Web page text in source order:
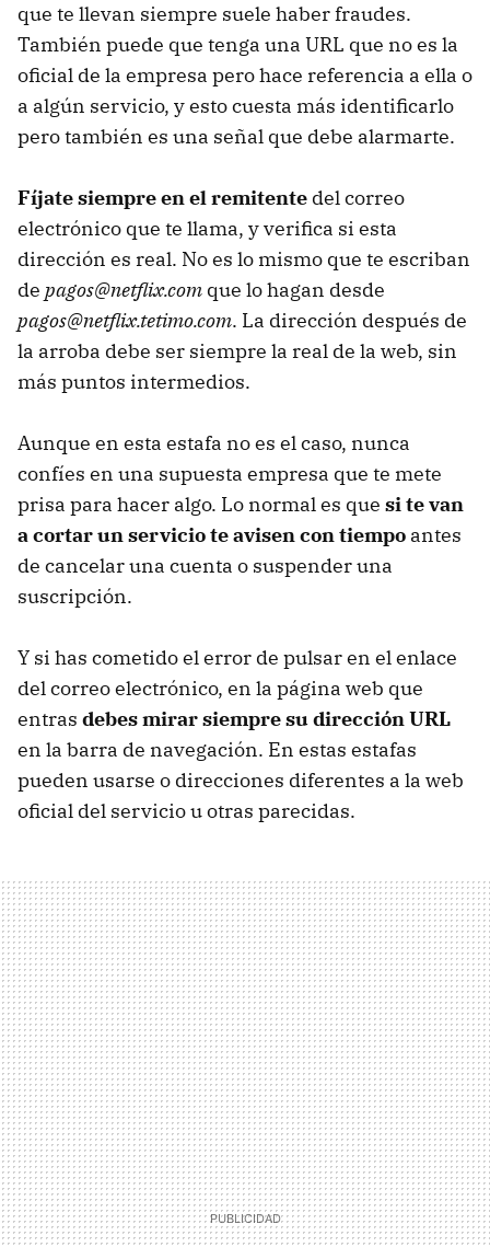
que te llevan siempre suele haber fraudes.
También puede que tenga una URL que no es la
oficial de la empresa pero hace referencia a ella o
a algún servicio, y esto cuesta más identificarlo
pero también es una señal que debe alarmarte.
Fíjate siempre en el remitente del correo
electrónico que te llama, y verifica si esta
dirección es real. No es lo mismo que te escriban
de pagos@netflix.com que lo hagan desde
pagos@netflix.tetimo.com. La dirección después de
la arroba debe ser siempre la real de la web, sin
más puntos intermedios.
Aunque en esta estafa no es el caso, nunca
confíes en una supuesta empresa que te mete
prisa para hacer algo. Lo normal es que si te van
a cortar un servicio te avisen con tiempo antes
de cancelar una cuenta o suspender una
suscripción.
Y si has cometido el error de pulsar en el enlace
del correo electrónico, en la página web que
entras debes mirar siempre su dirección URL
en la barra de navegación. En estas estafas
pueden usarse o direcciones diferentes a la web
oficial del servicio u otras parecidas.